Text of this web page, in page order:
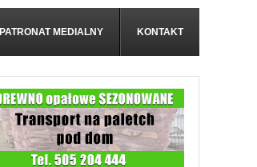
PATRONAT MEDIALNY KONTAKT